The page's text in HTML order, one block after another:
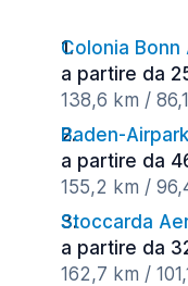
Colonia
a partire da
138,6 km /
Baden-
a partire da
155,2 km /
Stoccarda
a partire da
162,7 km /